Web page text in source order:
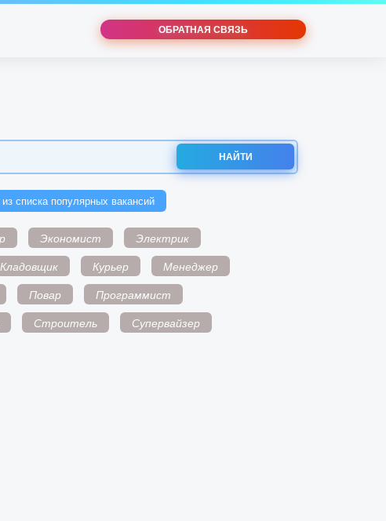
ОБРАТНАЯ СВЯЗЬ
НАЙТИ
списка популярных вакансий
Экономист
Электрик
Кладовщик Курьер
Менеджер
Повар
Программист
Строитель
Супервайзер